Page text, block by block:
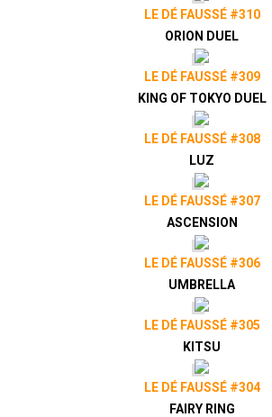
LE DÉ FAUSSÉ #310
ORION DUEL
LE DÉ FAUSSÉ #309
KING OF TOKYO DUEL
LE DÉ FAUSSÉ #308
LUZ
LE DÉ FAUSSÉ #307
ASCENSION
LE DÉ FAUSSÉ #306
UMBRELLA
LE DÉ FAUSSÉ #305
KITSU
LE DÉ FAUSSÉ #304
FAIRY RING